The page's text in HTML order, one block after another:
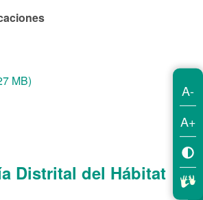
MB)
Distrital del Hábitat
A-
A+